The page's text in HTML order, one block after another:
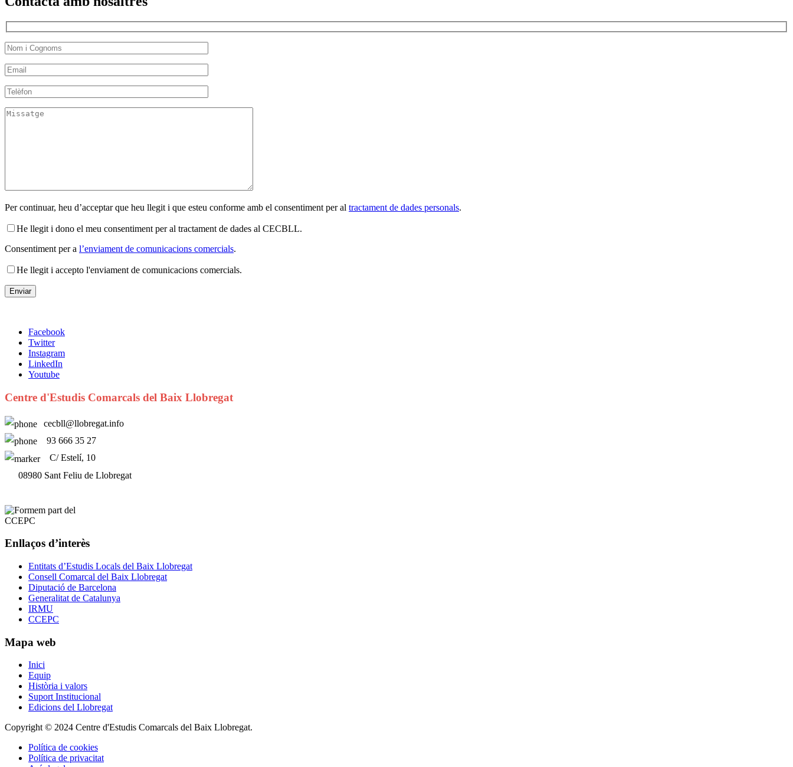
Per continuar, heu d’acceptar que heu llegit i que esteu conforme amb el consentiment per al tractament de dades personals.
He llegit i dono el meu consentiment per al tractament de dades al CECBLL.
Consentiment per a l’enviament de comunicacions comercials.
He llegit i accepto l'enviament de comunicacions comercials.
Facebook
Twitter
Instagram
LinkedIn
Youtube
Centre d'Estudis Comarcals del Baix Llobregat
cecbll@llobregat.info
93 666 35 27
C/ Estelí, 10
08980 Sant Feliu de Llobregat
Enllaços d’interès
Entitats d’Estudis Locals del Baix Llobregat
Consell Comarcal del Baix Llobregat
Diputació de Barcelona
Generalitat de Catalunya
IRMU
CCEPC
Mapa web
Inici
Equip
Història i valors
Suport Institucional
Edicions del Llobregat
Copyright © 2024 Centre d'Estudis Comarcals del Baix Llobregat.
Política de cookies
Política de privacitat